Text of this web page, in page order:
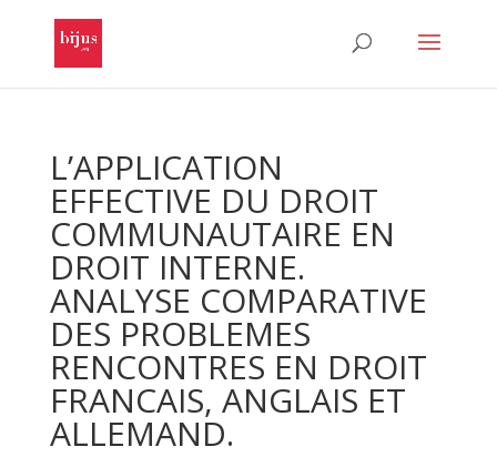
L’APPLICATION
EFFECTIVE DU DROIT
COMMUNAUTAIRE EN
DROIT INTERNE.
ANALYSE COMPARATIVE
DES PROBLEMES
RENCONTRES EN DROIT
FRANCAIS, ANGLAIS ET
ALLEMAND.